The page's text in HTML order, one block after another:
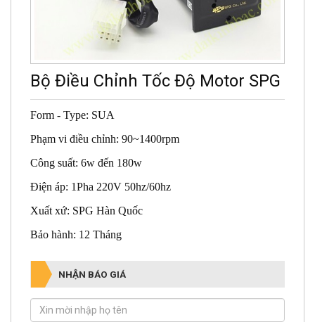
Bộ Điều Chỉnh Tốc Độ Motor SPG
Form - Type: SUA
Phạm vi điều chỉnh: 90~1400rpm
Công suất: 6w đến 180w
Điện áp: 1Pha 220V 50hz/60hz
Xuất xứ: SPG Hàn Quốc
Bảo hành: 12 Tháng
NHẬN BÁO GIÁ